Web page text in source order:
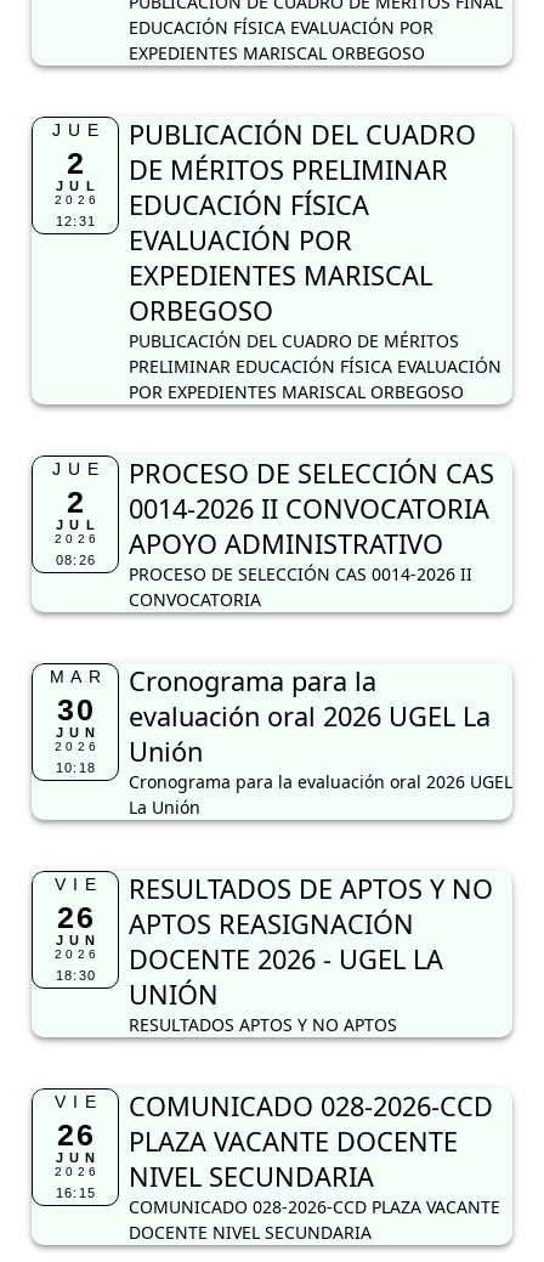
EVALUACIÓN POR
EXPEDIENTES MARISCAL
PUBLICACIÓN DEL CUADRO DE MÉRITOS
PRELIMINAR EDUCACIÓN FÍSICA EVALUACIÓN
POR EXPEDIENTES MARISCAL ORBEGOSO
PROCESO DE SELECCIÓN CAS
0014-2026 II CONVOCATORIA
APOYO ADMINISTRATIVO
PROCESO DE SELECCIÓN CAS 0014-2026 II
CONVOCATORIA
MAR
30
JUN
2026
10:18
Cronograma para la
evaluación oral 2026 UGEL La
Unión
Cronograma para la evaluación oral 2026 UGEL
La Unión
VIE
26
JUN
2026
18:30
RESULTADOS DE APTOS Y NO
APTOS REASIGNACIÓN
DOCENTE 2026 - UGEL LA
UNIÓN
RESULTADOS APTOS Y NO APTOS
26
JUN
2026
16:15
COMUNICADO 028-2026-CCD
PLAZA VACANTE DOCENTE
NIVEL SECUNDARIA
COMUNICADO 028-2026-CCD PLAZA VACANTE
DOCENTE NIVEL SECUNDARIA
VIE
26
JUN
2026
16:01
COMUNICADO
REASIGNACIÓN DOCENTE
2026
COMUNICADO REASIGNACIÓN DOCENTE 2026